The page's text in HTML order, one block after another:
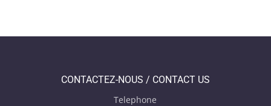
CONTACTEZ-NOUS / CONTACT US
Telephone